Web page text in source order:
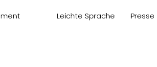
Leichte Sprache Presse